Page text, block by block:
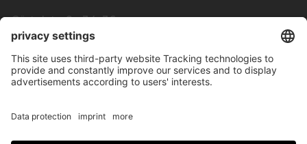
Gürtelstraße 34–36
PAYMENT METHODS